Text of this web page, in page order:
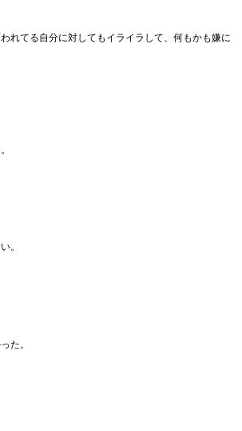
れてる自分に対してもイライラして、何もかも嫌に
。
た。